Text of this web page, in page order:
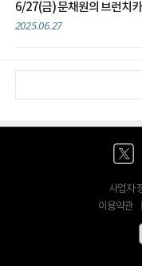
6/27(금) 문채원의 브런치
2025.06.27
사업자
이용약관